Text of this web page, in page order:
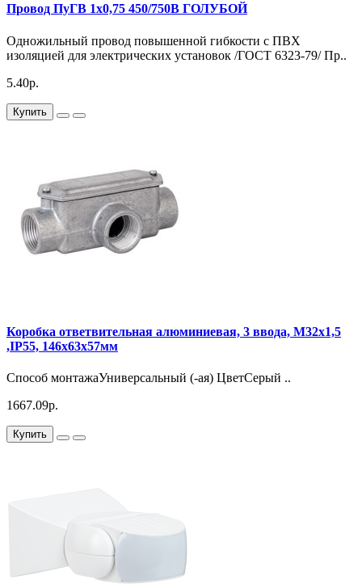
Провод ПуГВ 1х0,75 450/750В ГОЛУБОЙ
Одножильный провод повышенной гибкости с ПВХ
изоляцией для электрических установок /ГОСТ 6323-79/ Пр..
5.40р.
Купить
Коробка ответвительная алюминиевая, 3 ввода, М32х1,5
,IP55, 146х63х57мм
Способ монтажаУниверсальный (-ая) ЦветСерый ..
1667.09р.
Купить